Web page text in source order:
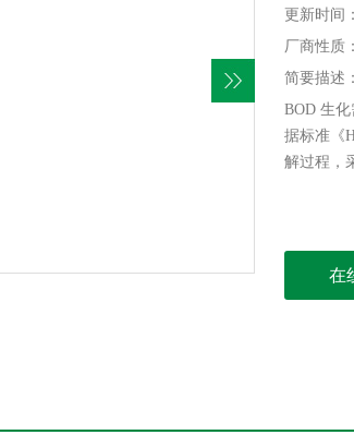
更新时间
厂商性质
简要描述
BOD 生
据标准《
解过程，
在